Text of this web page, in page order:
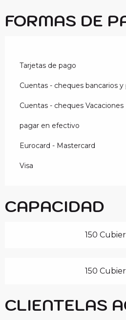
FORMAS DE
Tarjetas de pago
Cuentas - cheques bancarios y
Cuentas - cheques Vacaciones
pagar en efectivo
Eurocard - Mastercard
Visa
CAPACIDAD
150
150
CLIENTELAS